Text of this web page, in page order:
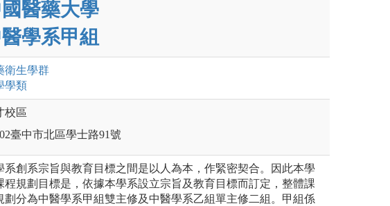
醫藥大學
學系甲組
衛生學群
學類
校區
臺中市北區學士路91號
系創系宗旨與教育目標之間是以人為本，作緊密契合。因此本學
程規劃目標是，依據本學系設立宗旨及教育目標而訂定，整體課
劃分為中醫學系甲組雙主修及中醫學系乙組單主修二組。甲組係